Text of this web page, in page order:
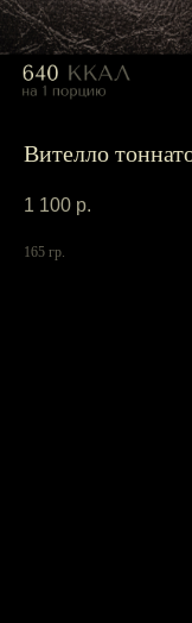
Вителло
1 100 р.
165 гр.